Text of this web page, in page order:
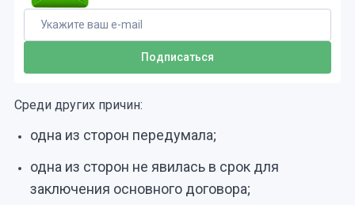
Среди других причин:
одна из сторон передумала;
одна из сторон не явилась в срок для
заключения основного договора;